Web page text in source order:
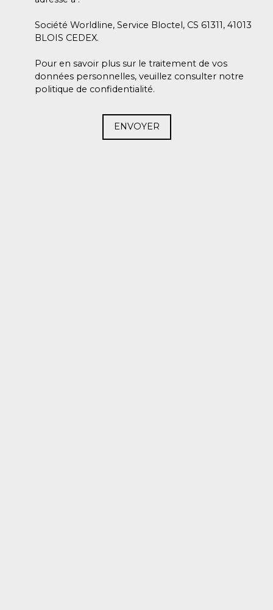
Société Worldline, Service Bloctel, CS 61311, 41013
BLOIS CEDEX.
Pour en savoir plus sur le traitement de vos
données personnelles, veuillez consulter notre
politique de confidentialité.
ENVOYER